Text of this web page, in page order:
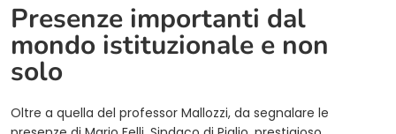
Presenze importanti dal
mondo istituzionale e non
solo
Oltre a quella del professor Mallozzi, da segnalare le